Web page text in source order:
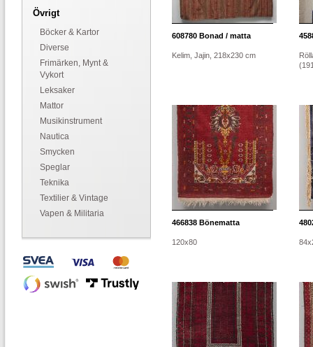
Övrigt
Böcker & Kartor
Diverse
Frimärken, Mynt &
Vykort
Leksaker
Mattor
Musikinstrument
Nautica
Smycken
Speglar
Teknika
Textilier & Vintage
Vapen & Militaria
608780 Bonad / matta
Kelim, Jajin, 218x230 cm
466838 Bönematta
120x80